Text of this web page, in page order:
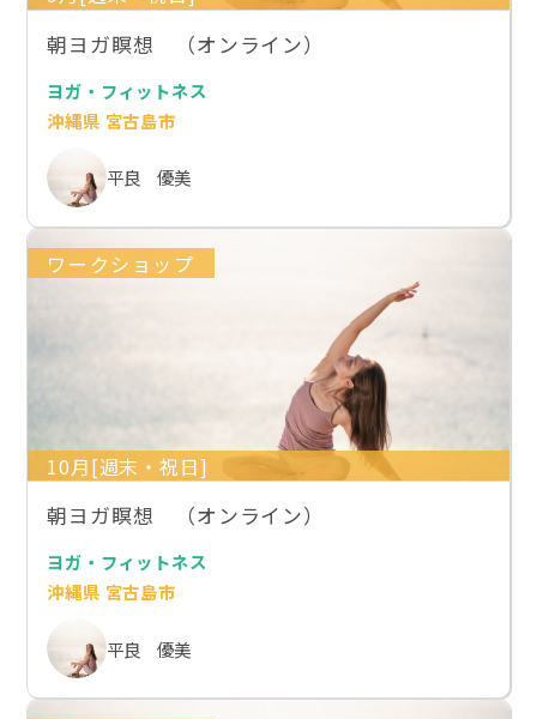
朝ヨガ瞑想 （オンライン）
ヨガ・フィットネス
沖縄県 宮古島市
平良 優美
ワークショップ
10月[週末・祝日]
朝ヨガ瞑想 （オンライン）
ヨガ・フィットネス
沖縄県 宮古島市
平良 優美